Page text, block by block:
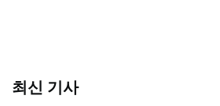
최신 기사